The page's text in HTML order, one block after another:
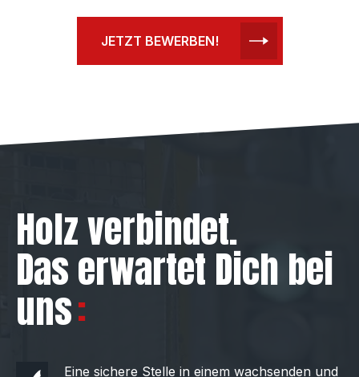
JETZT BEWERBEN!
Holz verbindet.
Das erwartet Dich bei
uns
Eine sichere Stelle in einem wachsenden und